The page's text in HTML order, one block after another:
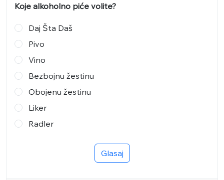
Koje alkoholno piće volite?
Daj Šta Daš
Pivo
Vino
Bezbojnu žestinu
Obojenu žestinu
Liker
Radler
Glasaj